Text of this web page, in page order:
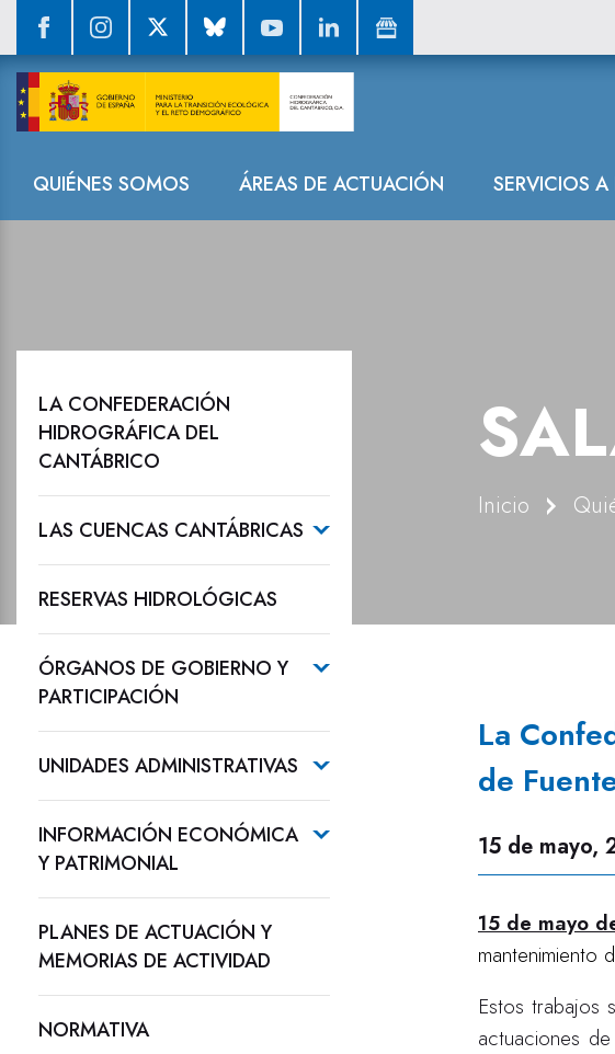
Navegación
QUIÉNES SOMOS ÁREAS DE ACTUACIÓN SERVICIOS
La Confederación
Inicio
LA CONFEDERACIÓN
HIDROGRÁFICA DEL
CANTÁBRICO
LAS CUENCAS CANTÁBRICAS
RESERVAS HIDROLÓGICAS
ÓRGANOS DE GOBIERNO Y
PARTICIPACIÓN
UNIDADES ADMINISTRATIVAS
INFORMACIÓN ECONÓMICA
Y PATRIMONIAL
PLANES DE ACTUACIÓN Y
MEMORIAS DE ACTIVIDAD
NORMATIVA
La
de
15 de mayo,
15 de mayo
mantenimiento
Estos trabajos
actuaciones